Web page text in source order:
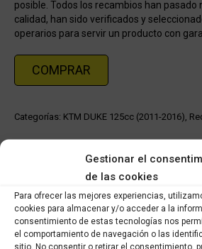
Gestionar el
de las cookies
Para ofrecer las mejores experiencias,
cookies para almacenar y/o acceder a la
consentimiento de estas tecnologías nos
el comportamiento de navegación o las
sitio. No consentir o retirar el consentimiento,
posible. Todos los recambios han pasado
calidad, han sido verificados y
operarios para servir un producto con
COMPRAR
Categorías: KTM DUKE 125cc (2011-2016),
Share this product
Share
on
X
Share
on
Facebook
Share
on
Pinterest
Share
on
LinkedIn